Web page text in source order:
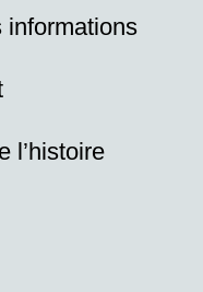
l’histoire